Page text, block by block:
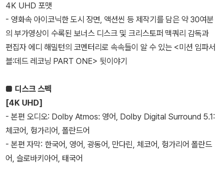
4K UHD 포맷
- 영화속 아이코닉한 도시 장면, 액션씬 등 제작기를 담은 약 30여분
의 부가영상이 수록된 보너스 디스크 및 크리스토퍼 맥쿼리 감독과
편집자 에디 해밀턴의 코멘터리로 속속들이 알 수 있는 <미션 임파서
블:데드 레코닝 PART ONE> 뒷이야기
■ 디스크 스펙
[4K UHD]
- 본편 오디오: Dolby Atmos: 영어, Dolby Digital Surround 5.1:
체코어, 헝가리어, 폴란드어
- 본편 자막: 한국어, 영어, 광동어, 만다린, 체코어, 헝가리어 폴란드
어, 슬로바키아어, 태국어